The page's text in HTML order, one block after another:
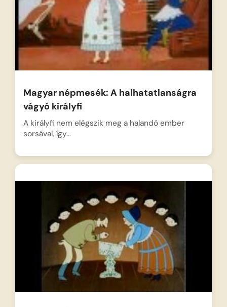
Magyar népmesék: A halhatatlanságra
vágyó királyfi
A királyfi nem elégszik meg a halandó ember
sorsával, így…